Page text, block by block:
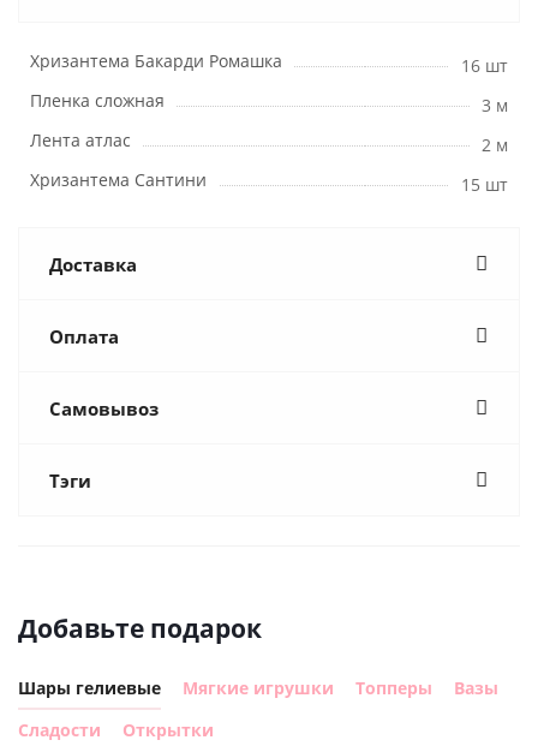
Хризантема Бакарди Ромашка
16 шт
Пленка сложная
3 м
Лента атлас
2 м
Хризантема Сантини
15 шт
Доставка
Оплата
Самовывоз
Тэги
Добавьте подарок
Шары гелиевые Мягкие игрушки Топперы
Вазы
Сладости
Открытки